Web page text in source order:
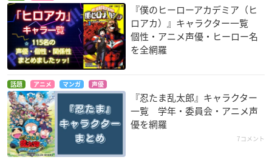
『僕のヒーローアカデミア（ヒ
ロアカ）』キャラクター一覧
個性・アニメ声優・ヒーロー名
を全網羅
話題 アニメ マンガ 声優
『忍たま乱太郎』キャラクター
一覧 学年・委員会・アニメ声
優を網羅
7コメント